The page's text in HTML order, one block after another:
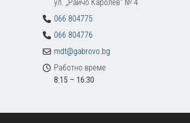
ул. „Райчо Каролев“ № 4
066 804775
066 804776
mdt@gabrovo.bg
Работно време
8:15 – 16:30